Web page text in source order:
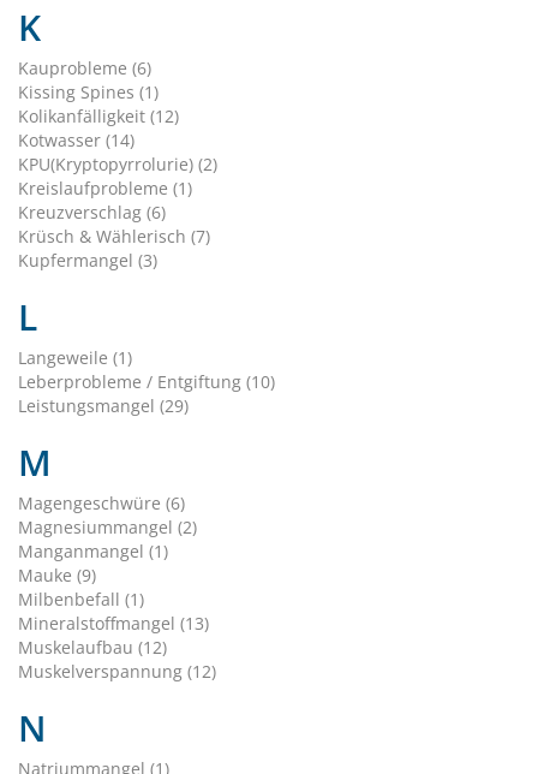
K
Kauprobleme (6)
Kissing Spines (1)
Kolikanfälligkeit (12)
Kotwasser (14)
KPU(Kryptopyrrolurie) (2)
Kreislaufprobleme (1)
Kreuzverschlag (6)
Krüsch & Wählerisch (7)
Kupfermangel (3)
L
Langeweile (1)
Leberprobleme / Entgiftung (10)
Leistungsmangel (29)
M
Magengeschwüre (6)
Magnesiummangel (2)
Manganmangel (1)
Mauke (9)
Milbenbefall (1)
Mineralstoffmangel (13)
Muskelaufbau (12)
Muskelverspannung (12)
N
Natriummangel (1)